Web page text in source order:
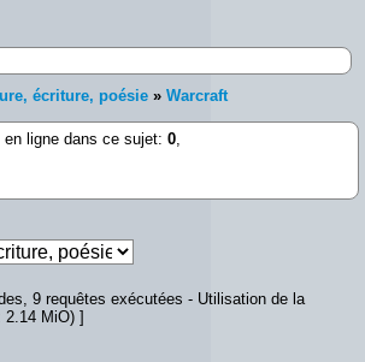
écriture, poésie » Warcraft
ligne dans ce sujet: 0
9 requêtes exécutées - Utilisation de la
2.14 MiO) ]